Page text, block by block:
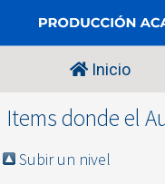
Inicio
Items donde el
Subir un nivel